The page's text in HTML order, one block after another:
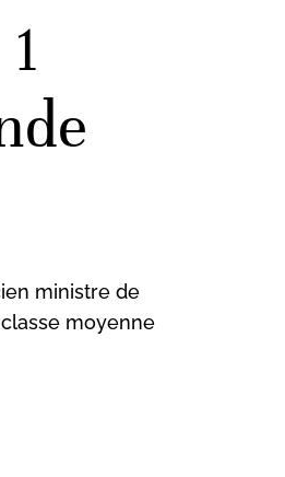
ministre de
moyenne